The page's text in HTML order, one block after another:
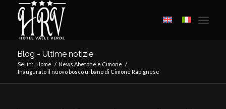
Blog - Ultime notizie
Sei in: Home / News Abetone e Cimone /
Inaugurato il nuovo bosco urbano di Cimone Rapignese